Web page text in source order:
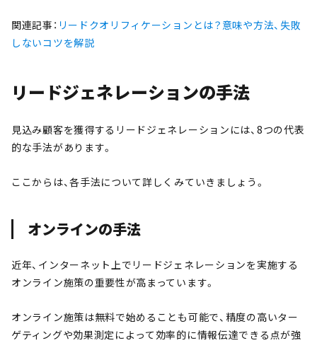
関連記事： リードクオリフィケーションとは？意味や方法、失敗
しないコツを解説
リードジェネレーションの手法
見込み顧客を獲得するリードジェネレーションには、8つの代表
的な手法があります。
ここからは、各手法について詳しくみていきましょう。
オンラインの手法
近年、インターネット上でリードジェネレーションを実施する
オンライン施策の重要性が高まっています。
オンライン施策は無料で始めることも可能で、精度の高いター
ゲティングや効果測定によって効率的に情報伝達できる点が強